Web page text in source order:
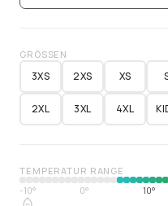
GRÖSSEN
3XS 2XS XS
2XL 3XL 4XL
TEMPERATUR RANGE
-10°
0° 10°